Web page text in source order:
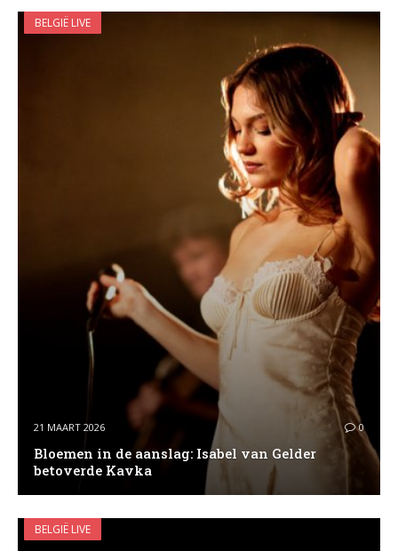
BELGIË LIVE
21 MAART 2026 0
Bloemen in de aanslag: Isabel van Gelder
betoverde Kavka
BELGIË LIVE